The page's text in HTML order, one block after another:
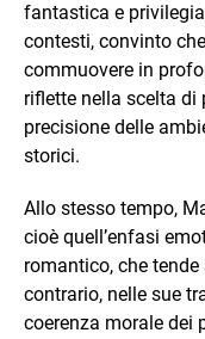
fantastica e
contesti, convinto
commuovere in
riflette nella scelta di
precisione delle
storici.
Allo stesso tempo,
cioè quell’enfasi
romantico, che
contrario, nelle sue
coerenza morale dei